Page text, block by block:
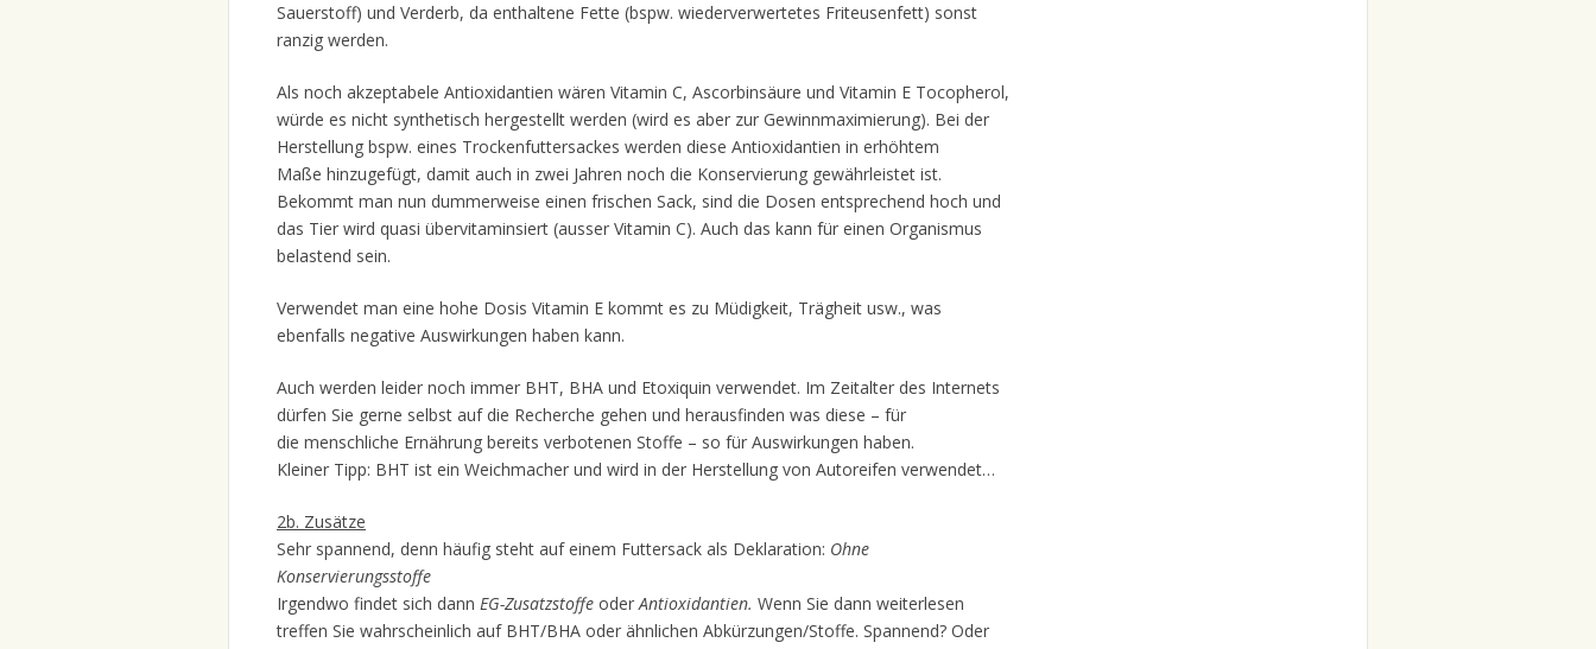
Sauerstoff) und Verderb, da enthaltene Fette (bspw. wiederverwertetes Friteusenfett) sonst
ranzig werden.
Als noch akzeptabele Antioxidantien wären Vitamin C, Ascorbinsäure und Vitamin E Tocopherol,
würde es nicht synthetisch hergestellt werden (wird es aber zur Gewinnmaximierung). Bei der
Herstellung bspw. eines Trockenfuttersackes werden diese Antioxidantien in erhöhtem
Maße hinzugefügt, damit auch in zwei Jahren noch die Konservierung gewährleistet ist.
Bekommt man nun dummerweise einen frischen Sack, sind die Dosen entsprechend hoch und
das Tier wird quasi übervitaminsiert (ausser Vitamin C). Auch das kann für einen Organismus
belastend sein.
Verwendet man eine hohe Dosis Vitamin E kommt es zu Müdigkeit, Trägheit usw., was
ebenfalls negative Auswirkungen haben kann.
Auch werden leider noch immer BHT, BHA und Etoxiquin verwendet. Im Zeitalter des Internets
dürfen Sie gerne selbst auf die Recherche gehen und herausfinden was diese – für
die menschliche Ernährung bereits verbotenen Stoffe – so für Auswirkungen haben.
Kleiner Tipp: BHT ist ein Weichmacher und wird in der Herstellung von Autoreifen verwendet…
2b. Zusätze
Sehr spannend, denn häufig steht auf einem Futtersack als Deklaration: Ohne
Konservierungsstoffe
Irgendwo findet sich dann EG-Zusatzstoffe oderAntioxidantien. Wenn Sie dann weiterlesen
treffen Sie wahrscheinlich auf BHT/BHA oder ähnlichen Abkürzungen/Stoffe. Spannend? Oder